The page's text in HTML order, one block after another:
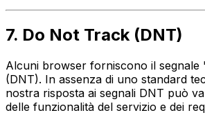
7. Do Not Track (DNT)
Alcuni browser forniscono il
(DNT). In assenza di uno standard
nostra risposta ai segnali DNT può
delle funzionalità del servizio e dei